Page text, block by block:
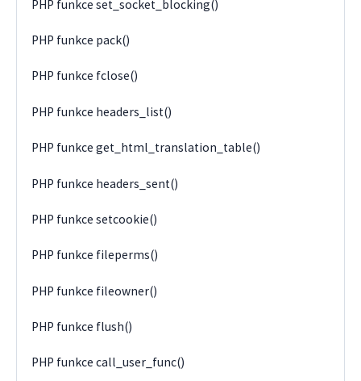
PHP funkce set_socket_blocking()
PHP funkce pack()
PHP funkce fclose()
PHP funkce headers_list()
PHP funkce get_html_translation_table()
PHP funkce headers_sent()
PHP funkce setcookie()
PHP funkce fileperms()
PHP funkce fileowner()
PHP funkce flush()
PHP funkce call_user_func()